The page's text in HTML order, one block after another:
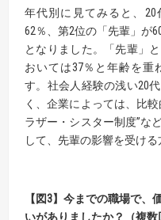
年代別に見てみると、
62％、第2位の「先輩」が
となりました。「先輩」
おいては37％と年齢を重
す。社会人経験の浅い20
く、企業によっては、比
ラザー・シスター制度”な
して、先輩の影響を受け
【図3】今までの職場で
いがありましたか？（複数